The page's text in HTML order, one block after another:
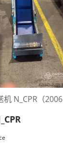
N_CPR（2006